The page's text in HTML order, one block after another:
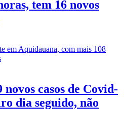
tem 16 novos
casos de Covid-
dia seguido, não